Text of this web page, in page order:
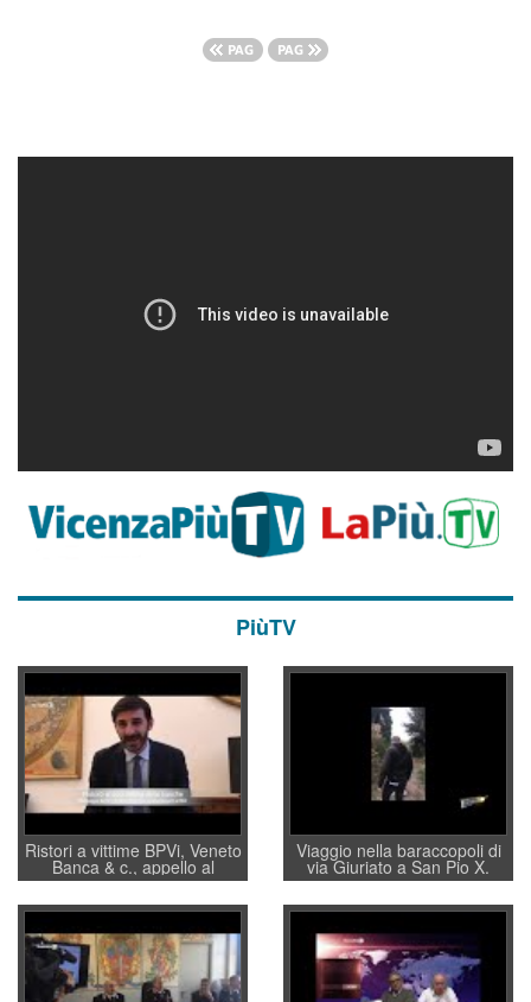
PiùTV
Ristori a vittime BPVi, Veneto
Banca & c., appello al
sottosegretario Alessio
Villarosa: per mettere ordine
convochi con Di Maio CNCU
a supporto della cabina di
regia al Mef
Viaggio nella baraccopoli di
via Giuriato a San Pio X.
Vicenza ai Vicentini: “faremo
un regalo di Natale ai
residenti”